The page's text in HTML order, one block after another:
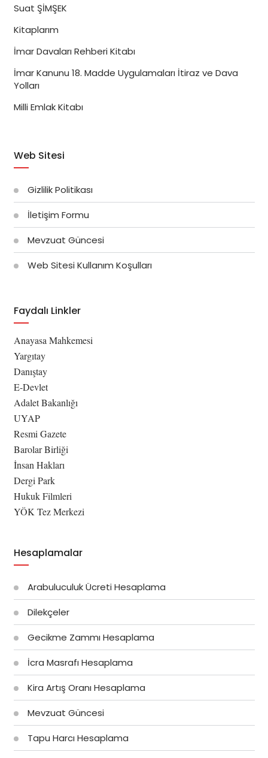
Suat ŞİMŞEK
Kitaplarım
İmar Davaları Rehberi Kitabı
İmar Kanunu 18. Madde Uygulamaları İtiraz ve Dava
Yolları
Milli Emlak Kitabı
Web Sitesi
Gizlilik Politikası
İletişim Formu
Mevzuat Güncesi
Web Sitesi Kullanım Koşulları
Faydalı Linkler
Anayasa Mahkemesi
Yargıtay
Danıştay
E-Devlet
Adalet Bakanlığı
UYAP
Resmi Gazete
Barolar Birliği
İnsan Hakları
Dergi Park
Hukuk Filmleri
YÖK Tez Merkezi
Hesaplamalar
Arabuluculuk Ücreti Hesaplama
Dilekçeler
Gecikme Zammı Hesaplama
İcra Masrafı Hesaplama
Kira Artış Oranı Hesaplama
Mevzuat Güncesi
Tapu Harcı Hesaplama